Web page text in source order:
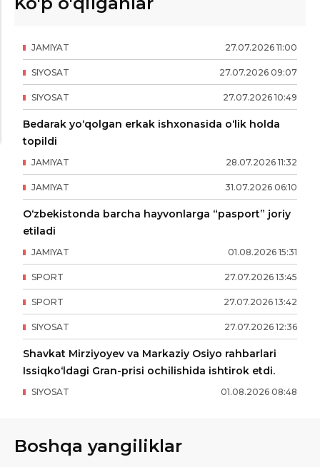
27.07.2026 11:00
JAMIYAT
27.07.2026 09:07
SIYOSAT
27.07.2026 10:49
SIYOSAT
Bedarak yo‘qolgan erkak ishxonasida o‘lik holda
topildi
28.07.2026 11:32
JAMIYAT
31.07.2026 06:10
JAMIYAT
O‘zbekistonda barcha hayvonlarga “pasport” joriy
etiladi
01.08.2026 15:31
JAMIYAT
27.07.2026 13:45
SPORT
27.07.2026 13:42
SPORT
27.07.2026 12:36
SIYOSAT
Shavkat Mirziyoyev va Markaziy Osiyo rahbarlari
Issiqko‘ldagi Gran-prisi ochilishida ishtirok etdi.
01.08.2026 08:48
SIYOSAT
Boshqa yangiliklar